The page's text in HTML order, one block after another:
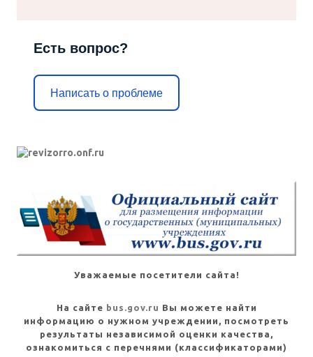
Есть вопрос?
Написать о проблеме
Уважаемые посетители сайта!
На сайте bus.gov.ru Вы можете найти
информацию о нужном учреждении, посмотреть
результаты независимой оценки качества,
ознакомиться с перечнями (классификаторами)